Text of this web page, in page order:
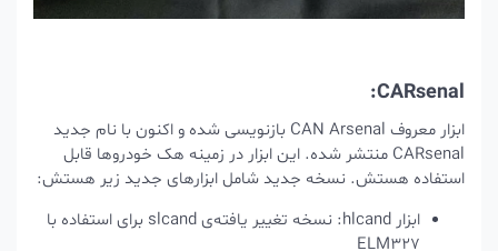
CARsenal:
ابزار معروف CAN Arsenal بازنویسی شده و اکنون با نام جدید
CARsenal منتشر شده. این ابزار در زمینه هک خودروها قابل
استفاده هستش. نسخه جدید شامل ابزارهای جدید زیر هستش:
ابزار hlcand: نسخه تغییر یافته‌ی slcand برای استفاده با
ELM327